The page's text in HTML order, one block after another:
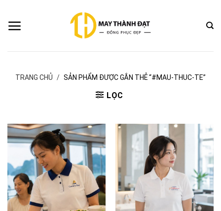
nội
TRANG CHỦ / SẢN PHẨM ĐƯỢC GẮN THẺ “#MAU-THUC-TE”
LỌC